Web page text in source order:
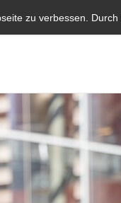
zu verbessen. Durch
Start Aktuelles